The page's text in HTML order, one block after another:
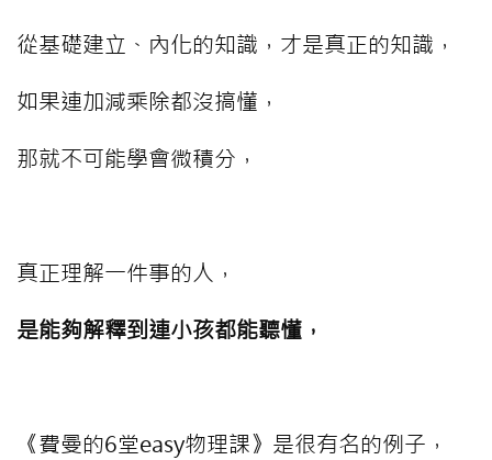
從基礎建立、內化的知識，才是真正的知識，
如果連加減乘除都沒搞懂，
那就不可能學會微積分，
真正理解一件事的人，
是能夠解釋到連小孩都能聽懂，
《費曼的6堂easy物理課》是很有名的例子，